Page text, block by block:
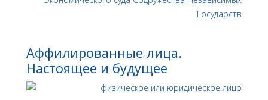
Аффилированные лица.
Настоящее и будущее